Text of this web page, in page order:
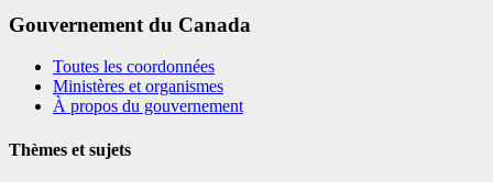
Gouvernement du Canada
Toutes les coordonnées
Ministères et organismes
À propos du gouvernement
Thèmes et sujets